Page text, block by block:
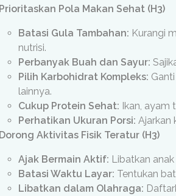
Prioritaskan Pola Makan Sehat (H3)
Batasi Gula Tambahan: Kurangi
nutrisi.
Perbanyak Buah dan Sayur:
Pilih Karbohidrat Kompleks:
lainnya.
Cukup Protein Sehat: Ikan, ayam
Perhatikan Ukuran Porsi: Ajarkan
Dorong Aktivitas Fisik Teratur (H3)
Ajak Bermain Aktif: Libatkan
Batasi Waktu Layar: Tentukan
Libatkan dalam Olahraga: